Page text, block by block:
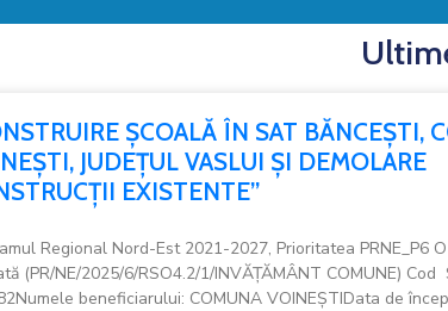
ȘCOALĂ ÎN SAT BĂNCEȘTI,
JUDEȚUL VASLUI ȘI DEMOLARE
EXISTENTE”
Regional Nord-Est 2021-2027, Prioritatea PRNE_P6
(PR/NE/2025/6/RSO4.2/1/INVĂȚĂMÂNT COMUNE) Cod
beneficiarului: COMUNA VOINEȘTIData de